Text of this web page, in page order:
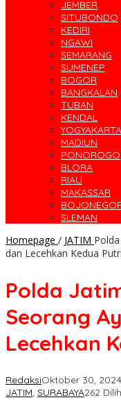
JEMBER
SITUBONDO
KEDIRI
NGAWI
SEMARANG
SUMENEP
BOGOR
BANGKALAN
TUBAN
KENDAL
YOGYAKARTA
MADIUN
PONOROGO
BLORA
RIAU
MAKASSAR
SLEMAN
Homepage / JATIM
dan Lecehkan Kedua
Polda
Seorang
Lecehkan
RedaksiOktober 30, 2024
JATIM, SURABAYA262